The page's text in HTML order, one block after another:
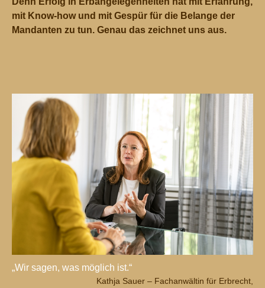
mit Know-how und mit Gespür für die Belange der
Mandanten zu tun. Genau das zeichnet uns aus.
„Wir sagen, was möglich ist.“
Kathja Sauer – Fachanwältin für Erbrecht,